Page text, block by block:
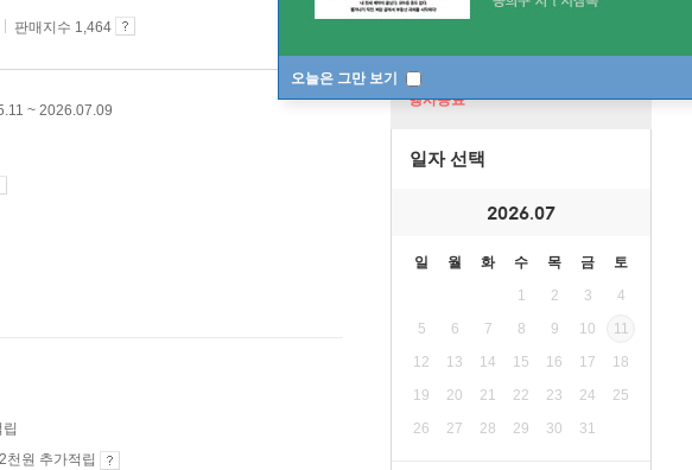
오늘은 그만 보기
판매지수 1,464
~ 2026.07.09
천원 추가적립
행사종료
일자 선택
2026.07
일 월 화 수 목 금
토
1
2 3
4
5
6 7 8 9 10
11
12
13 14 15 16 17
18
19
20 21 22 23 24
25
26
27 28 29 30 31